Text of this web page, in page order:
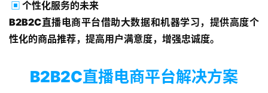
▣ 个性化服务的未来
B2B2C直播电商平台借助大数据和机器学习，提供高度个
性化的商品推荐，提高用户满意度，增强忠诚度。
B2B2C直播电商平台解决方案